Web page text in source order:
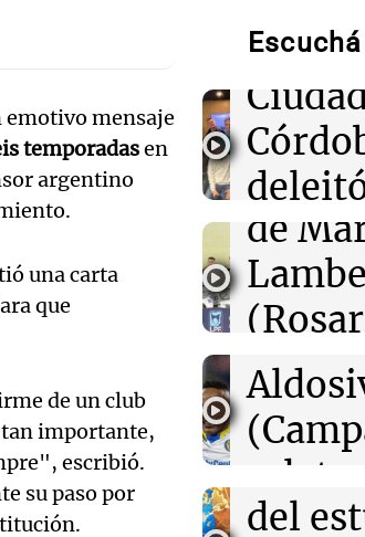
mensaje
temporadasen
argentino
una carta
que
de un club
importante,
escribió.
su paso por
Clima en
tiempo este
Clima en
el tiempo este
Clima en
el tiempo este
00:16 Clima
Clima en
radio
tango
Episodios
Audio.
de
de
Deportes
Episodios
Audio.
de
relato
Greco
Audio.
del
Audio.